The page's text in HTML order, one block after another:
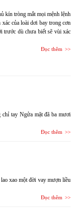
kín tròng mắt mọi mệnh lệnh
của loài dơi bay trong cơn
trước dù chưa biết sẽ vùi xác
Đọc thêm
tay Ngửa mặt đã ba mươi
Đọc thêm
xao một đời vay mượn liều
Đọc thêm